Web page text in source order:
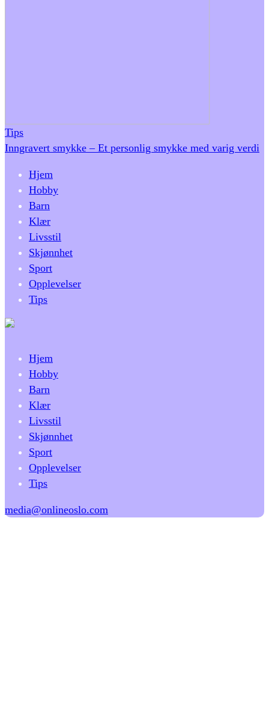
Tips
Inngravert smykke – Et personlig smykke med varig verdi
Hjem
Hobby
Barn
Klær
Livsstil
Skjønnhet
Sport
Opplevelser
Tips
Hjem
Hobby
Barn
Klær
Livsstil
Skjønnhet
Sport
Opplevelser
Tips
media@onlineoslo.com